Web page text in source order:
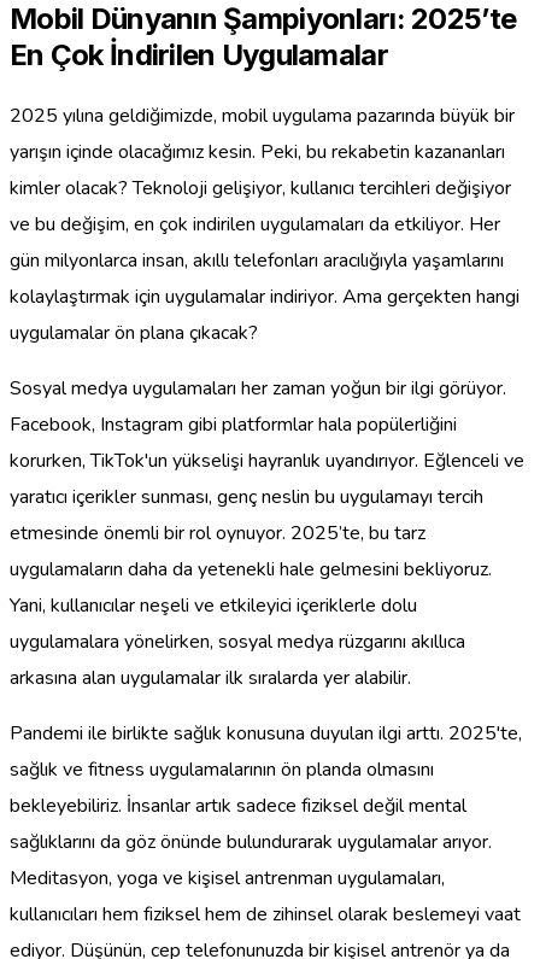
Mobil Dünyanın Şampiyonları: 2025’te
En Çok İndirilen Uygulamalar
2025 yılına geldiğimizde, mobil uygulama pazarında büyük bir
yarışın içinde olacağımız kesin. Peki, bu rekabetin kazananları
kimler olacak? Teknoloji gelişiyor, kullanıcı tercihleri değişiyor
ve bu değişim, en çok indirilen uygulamaları da etkiliyor. Her
gün milyonlarca insan, akıllı telefonları aracılığıyla yaşamlarını
kolaylaştırmak için uygulamalar indiriyor. Ama gerçekten hangi
uygulamalar ön plana çıkacak?
Sosyal medya uygulamaları her zaman yoğun bir ilgi görüyor.
Facebook, Instagram gibi platformlar hala popülerliğini
korurken, TikTok'un yükselişi hayranlık uyandırıyor. Eğlenceli ve
yaratıcı içerikler sunması, genç neslin bu uygulamayı tercih
etmesinde önemli bir rol oynuyor. 2025’te, bu tarz
uygulamaların daha da yetenekli hale gelmesini bekliyoruz.
Yani, kullanıcılar neşeli ve etkileyici içeriklerle dolu
uygulamalara yönelirken, sosyal medya rüzgarını akıllıca
arkasına alan uygulamalar ilk sıralarda yer alabilir.
Pandemi ile birlikte sağlık konusuna duyulan ilgi arttı. 2025'te,
sağlık ve fitness uygulamalarının ön planda olmasını
bekleyebiliriz. İnsanlar artık sadece fiziksel değil mental
sağlıklarını da göz önünde bulundurarak uygulamalar arıyor.
Meditasyon, yoga ve kişisel antrenman uygulamaları,
kullanıcıları hem fiziksel hem de zihinsel olarak beslemeyi vaat
ediyor. Düşünün, cep telefonunuzda bir kişisel antrenör ya da